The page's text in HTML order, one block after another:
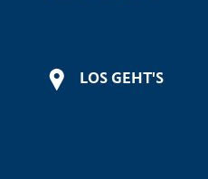
LOS GEHT'S